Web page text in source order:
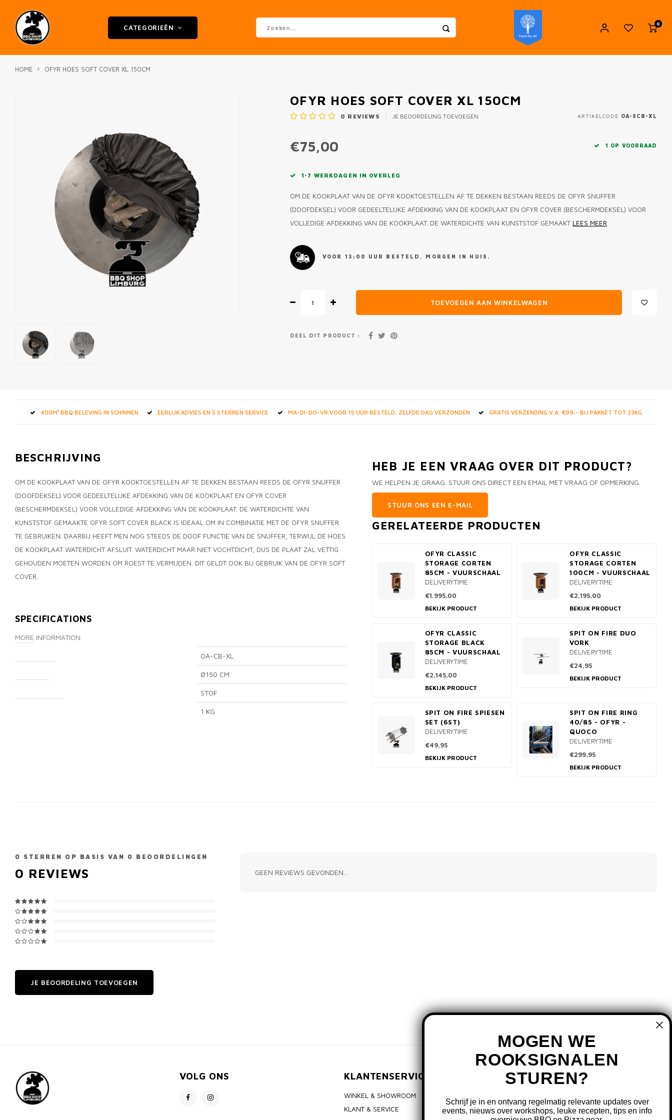
CATEGORIEËN
0
HOME OFYR HOES SOFT COVER XL 150CM
OFYR HOES SOFT COVER XL 150CM
0 REVIEWS JE BEOORDELING TOEVOEGEN ARTIKELCODE OA-SCB-XL
€75,00 1 OP VOORRAAD
1-7 WERKDAGEN IN OVERLEG
OM DE KOOKPLAAT VAN DE OFYR KOOKTOESTELLEN AF TE DEKKEN BESTAAN REEDS DE OFYR SNUFFER
(DOOFDEKSEL) VOOR GEDEELTELIJKE AFDEKKING VAN DE KOOKPLAAT EN OFYR COVER (BESCHERMDEKSEL) VOOR
VOLLEDIGE AFDEKKING VAN DE KOOKPLAAT. DE WATERDICHTE VAN KUNSTSTOF GEMAAKT LEES MEER
VOOR 13:00 UUR BESTELD, MORGEN IN HUIS.
TOEVOEGEN AAN WINKELWAGEN
DEEL DIT PRODUCT :
400M² BBQ BELEVING IN SCHINNEN EERLIJK ADVIES EN 5 STERREN SERVICE MA-DI-DO-VR VOOR 15 UUR BESTELD, ZELFDE DAG VERZONDEN GRATIS VERZENDING V.A. €99,- BIJ PAKKET TOT 23KG
BESCHRIJVING
OM DE KOOKPLAAT VAN DE OFYR KOOKTOESTELLEN AF TE DEKKEN BESTAAN REEDS DE OFYR SNUFFER
(DOOFDEKSEL) VOOR GEDEELTELIJKE AFDEKKING VAN DE KOOKPLAAT EN OFYR COVER
(BESCHERMDEKSEL) VOOR VOLLEDIGE AFDEKKING VAN DE KOOKPLAAT. DE WATERDICHTE VAN
KUNSTSTOF GEMAAKTE OFYR SOFT COVER BLACK IS IDEAAL OM IN COMBINATIE MET DE OFYR SNUFFER
TE GEBRUIKEN. DAARBIJ HEEFT MEN NOG STEEDS DE DOOF FUNCTIE VAN DE SNUFFER, TERWIJL DE HOES
DE KOOKPLAAT WATERDICHT AFSLUIT. WATERDICHT MAAR NIET VOCHTDICHT, DUS DE PLAAT ZAL VETTIG
GEHOUDEN MOETEN WORDEN OM ROEST TE VERMIJDEN. DIT GELDT OOK BIJ GEBRUIK VAN DE OFYR SOFT
COVER.
SPECIFICATIONS
MORE INFORMATION
OA-CB-XL
Ø150 CM
STOF
1 KG
HEB JE EEN VRAAG OVER DIT PRODUCT?
WE HELPEN JE GRAAG. STUUR ONS DIRECT EEN EMAIL MET VRAAG OF OPMERKING.
STUUR ONS EEN E-MAIL
GERELATEERDE PRODUCTEN
OFYR CLASSIC
STORAGE CORTEN
85CM - VUURSCHAAL
DELIVERYTIME
€1.995,00
BEKIJK PRODUCT
OFYR CLASSIC
STORAGE CORTEN
100CM - VUURSCHAAL
DELIVERYTIME
€2.195,00
BEKIJK PRODUCT
OFYR CLASSIC
STORAGE BLACK
85CM - VUURSCHAAL
DELIVERYTIME
€2.145,00
BEKIJK PRODUCT
SPIT ON FIRE DUO
VORK
DELIVERYTIME
€24,95
BEKIJK PRODUCT
SPIT ON FIRE SPIESEN
SET (6ST)
DELIVERYTIME
€49,95
BEKIJK PRODUCT
SPIT ON FIRE RING
40/85 - OFYR -
QUOCO
DELIVERYTIME
€299,95
BEKIJK PRODUCT
0 STERREN OP BASIS VAN 0 BEOORDELINGEN
0 REVIEWS
JE BEOORDELING TOEVOEGEN
GEEN REVIEWS GEVONDEN...
VOLG ONS KLANTENSERVICE
WINKEL & SHOWROOM
KLANT & SERVICE
MIJN ACCOUNT
MIJN BESTELLINGEN
MOGEN WE
ROOKSIGNALEN
STUREN?
Schrijf je in en ontvang regelmatig relevante updates over
events, nieuws over workshops, leuke recepten, tips en info